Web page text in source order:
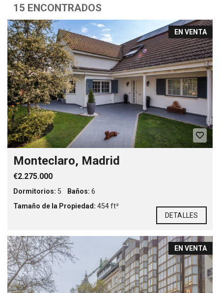
15 ENCONTRADOS
EN VENTA
Monteclaro, Madrid
€2.275.000
Dormitorios: 5 Baños: 6
Tamaño de la Propiedad: 454 ft²
DETALLES
EN VENTA